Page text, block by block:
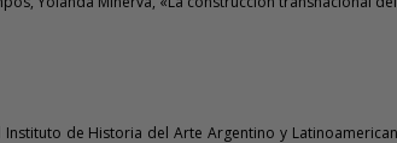
de Historia del Arte Argentino y